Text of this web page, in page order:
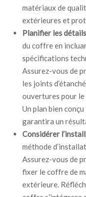
matériaux de
extérieures et
Planifier les
du coffre en
spécifications
Assurez-vous de
les joints
ouvertures pour le
Un plan bien
garantira un
Considérer
méthode
Assurez-vous de
fixer le coffre de
extérieure.